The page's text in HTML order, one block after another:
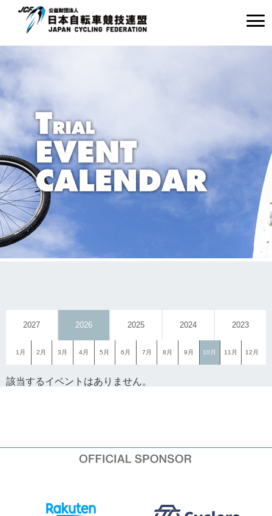
2027 2026 2025 2024 2023
1月 2月 3月 4月 5月 6月 7月 8月 9月 10月 11月 12月
該当するイベントはありません。